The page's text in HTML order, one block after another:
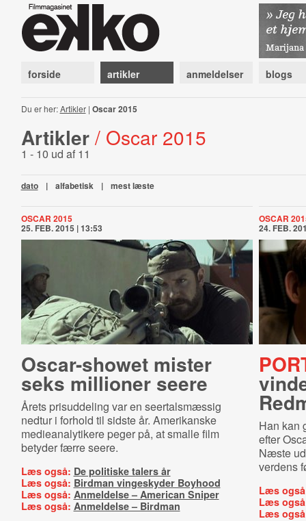
forside artikler anmeldelser blogs
Du er her:Artikler| Oscar 2015
Artikler / Oscar 2015
1 - 10 ud af 11
dato | alfabetisk | mest læste
OSCAR 2015
25. FEB. 2015 | 13:53
Oscar-showet mister
seks millioner seere
Årets prisuddeling var en seertalsmæssig
nedtur i forhold til sidste år. Amerikanske
medieanalytikere peger på, at smalle film
betyder færre seere.
Læs også: De politiske talers år
Læs også: Birdman vingeskyder Boyhood
Læs også: Anmeldelse – American Sniper
Læs også: Anmeldelse – Birdman
OSCAR
24. FEB.
Han kan
efter
Næste
verdens
Læs
Læs
Læs